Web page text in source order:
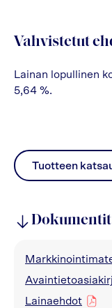
Vahvistetut
Lainan lopullinen
5,64 %.
Tuotteen
pdf
Dokumentit
pdf
pdf
Lainaehdot
pdf